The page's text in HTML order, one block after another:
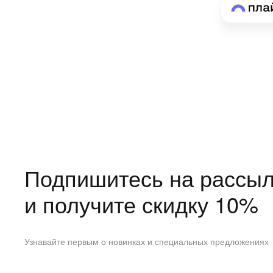
Подпишитесь на
и получите скидку 10%
Узнавайте первым о новинках и специальных предложениях